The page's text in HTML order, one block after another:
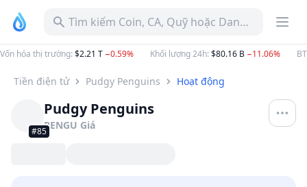
Tìm kiếm Coin, CA, Quỹ hoặc Danh mục
Vốn hóa thị trường: $2.21 T −0.59% Khối lượng 24h: $80.16 B −11.06%
Tiền điện tử Pudgy Penguins Hoạt động
#85
Pudgy Penguins
PENGU Giá